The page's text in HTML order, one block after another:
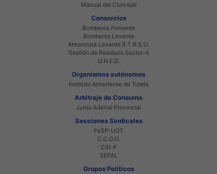
Manual del Concejal
Consorcios
Bomberos Poniente
Bomberos Levante
Almanzora Levante R.T.R.S.U.
Gestión de Residuos Sector-II
U.N.E.D.
Organismos autónomos
Instituto Almeriense de Tutela
Arbitraje de Consumo
Junta Arbitral Provincial
Secciones Sindicales
FeSP-UGT
C.C.O.O.
CSI-F
SEPAL
Grupos Políticos